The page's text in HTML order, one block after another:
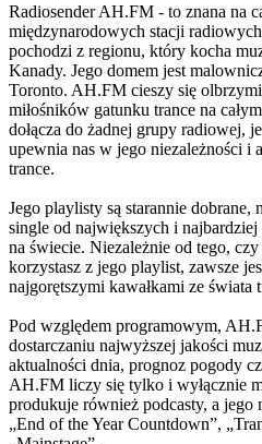
Radiosender AH.FM - to znana na
międzynarodowych stacji
pochodzi z regionu, który kocha
Kanady. Jego domem jest
Toronto. AH.FM cieszy się
miłośników gatunku trance na
dołącza do żadnej grupy radiowej,
upewnia nas w jego niezależności i
trance.
Jego playlisty są starannie dobrane,
single od największych i
na świecie. Niezależnie od tego,
korzystasz z jego playlist, zawsze
najgorętszymi kawałkami ze świata
Pod względem programowym,
dostarczaniu najwyższej jakości
aktualności dnia, prognoz pogody
AH.FM liczy się tylko i wyłącznie
produkuje również podcasty, a jego
„End of the Year Countdown”,